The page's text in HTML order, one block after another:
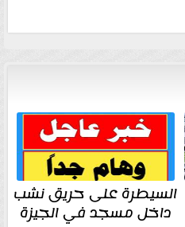
السيطرة على حريق نشب
داخل مسجد في الجيزة